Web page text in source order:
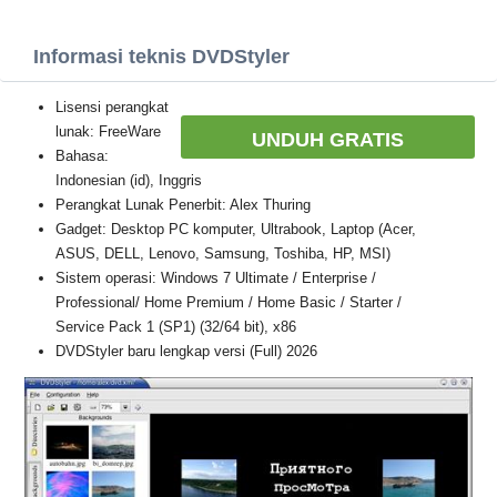
Informasi teknis DVDStyler
UNDUH GRATIS
Lisensi perangkat
lunak: FreeWare
Bahasa:
Indonesian (id), Inggris
Perangkat Lunak Penerbit: Alex Thuring
Gadget: Desktop PC komputer, Ultrabook, Laptop (Acer,
ASUS, DELL, Lenovo, Samsung, Toshiba, HP, MSI)
Sistem operasi: Windows 7 Ultimate / Enterprise /
Professional/ Home Premium / Home Basic / Starter /
Service Pack 1 (SP1) (32/64 bit), x86
DVDStyler baru lengkap versi (Full) 2026